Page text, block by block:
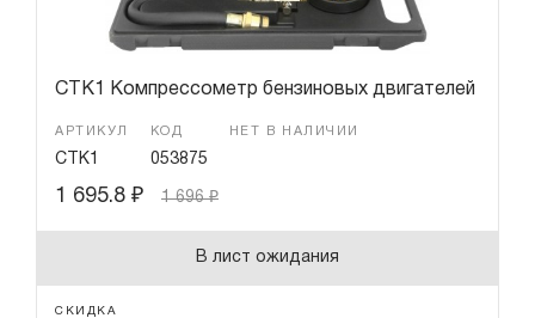
CTK1 Компрессометр бензиновых двигателей
АРТИКУЛ
CTK1
КОД
053875
НЕТ В НАЛИЧИИ
1 695.8 ₽ 1 696₽
В лист ожидания
СКИДКА